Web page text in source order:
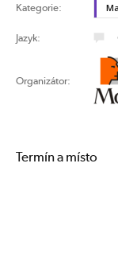
Kategorie:
Jazyk:
Organizátor:
Termín a místo